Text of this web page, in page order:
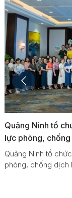
Quảng Ninh tổ
lực phòng,
Quảng Ninh tổ
phòng, chống dịch